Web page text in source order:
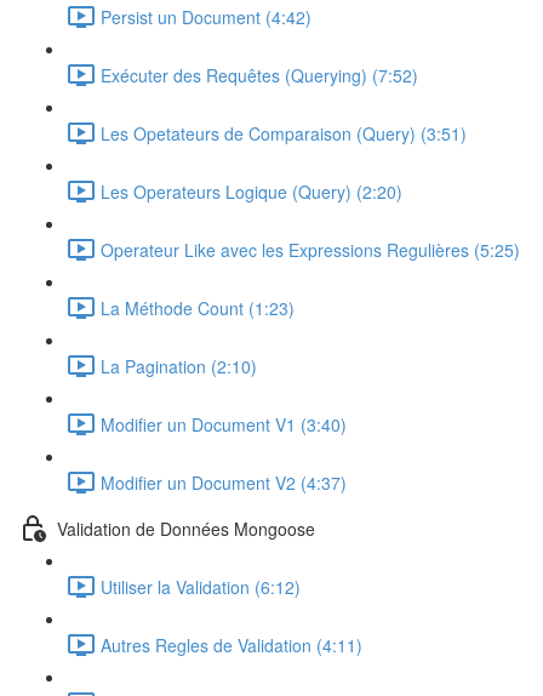
Persist un Document (4:42)
Exécuter des Requêtes (Querying) (7:52)
Les Opetateurs de Comparaison (Query) (3:51)
Les Operateurs Logique (Query) (2:20)
Operateur Like avec les Expressions Regulières (5:25)
La Méthode Count (1:23)
La Pagination (2:10)
Modifier un Document V1 (3:40)
Modifier un Document V2 (4:37)
Validation de Données Mongoose
Utiliser la Validation (6:12)
Autres Regles de Validation (4:11)